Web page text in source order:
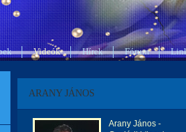
Videók Hírek Fórum
ARANY JÁNOS
Arany János -